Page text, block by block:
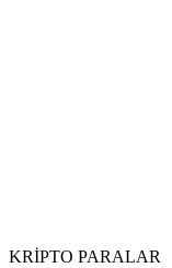
KRİPTO PARALAR